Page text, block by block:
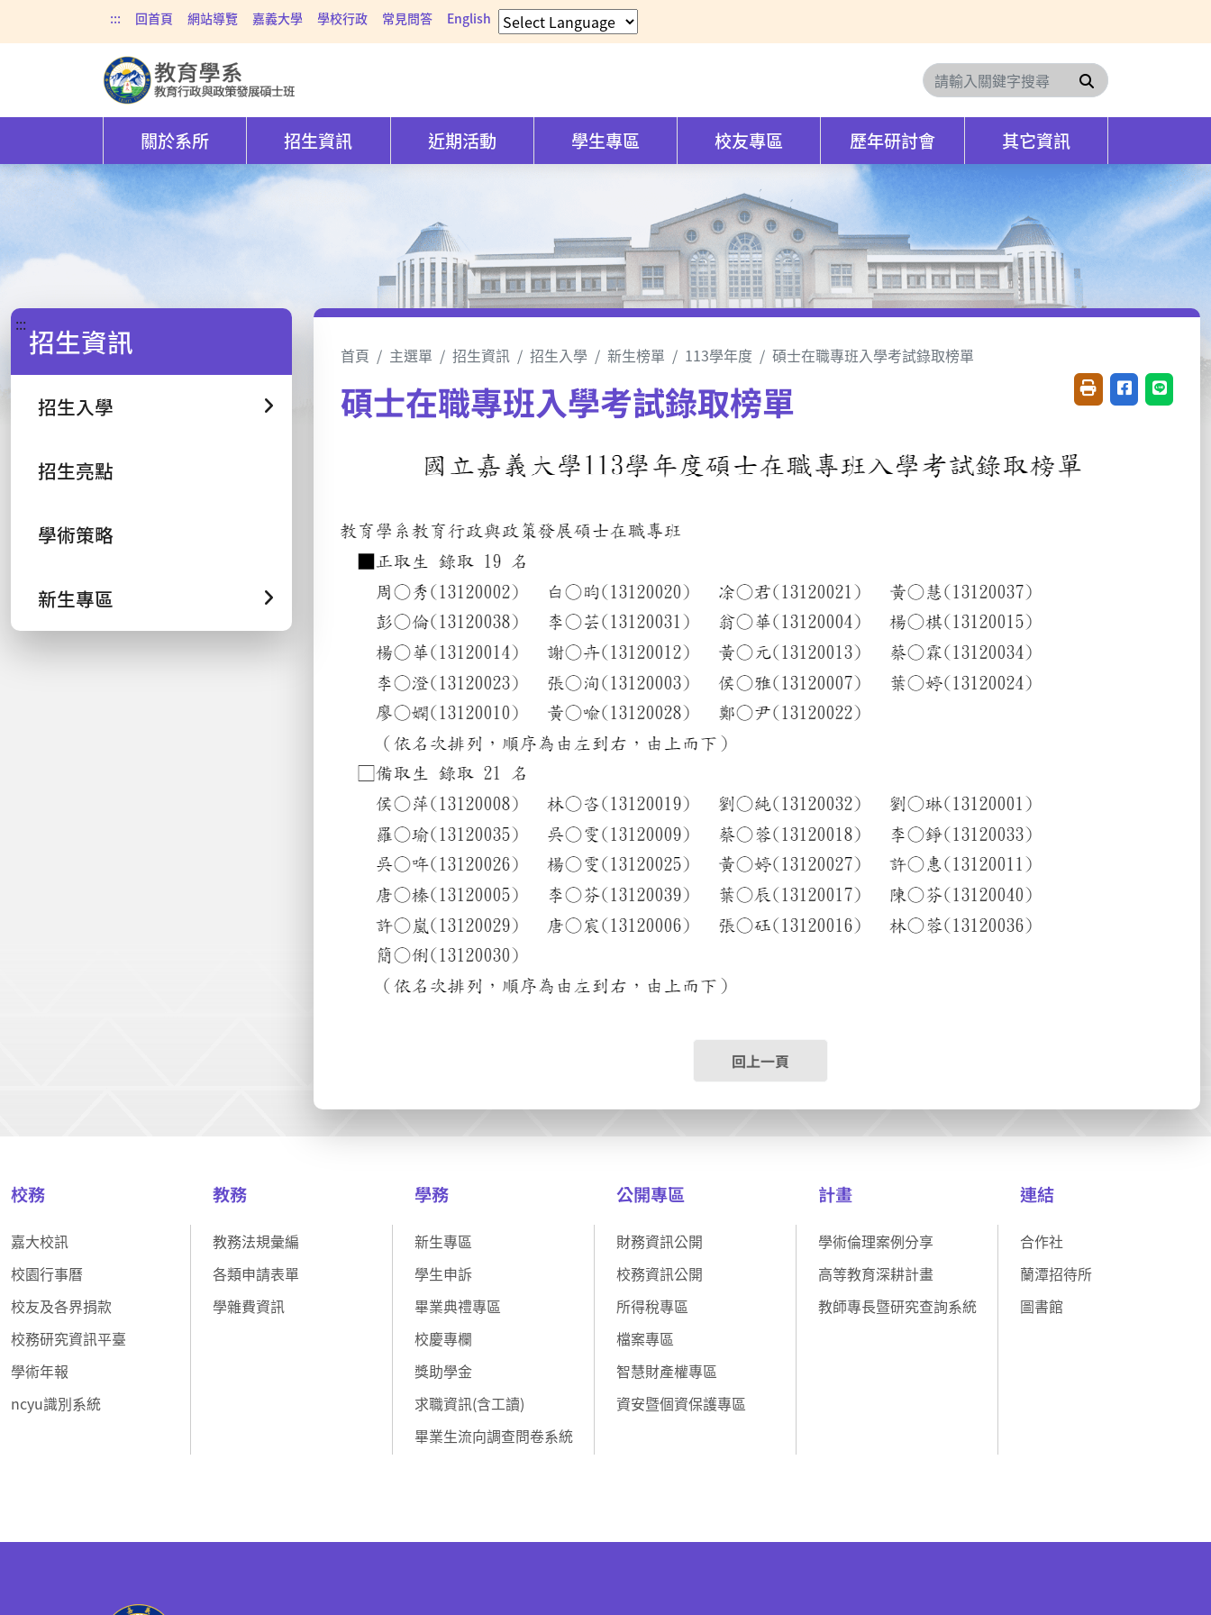
::: 回首頁 網站導覽 嘉義大學 學校行政 常見問答 English
搜尋
關於系所 招生資訊 近期活動 學生專區 校友專區 歷年研討會 其它資訊
::: 招生資訊
招生入學
招生亮點
學術策略
新生專區
首頁 主選單 招生資訊 招生入學 新生榜單 113學年度 碩士在職專班入學考試錄取榜單
碩士在職專班入學考試錄取榜單 友善列印(開新視窗)
分享至臉書(
分享至
回上一頁
校務
嘉大校訊
校園行事曆
校友及各界捐款
校務研究資訊平臺
學術年報
ncyu識別系統
教務
教務法規彙編
各類申請表單
學雜費資訊
學務
新生專區
學生申訴
畢業典禮專區
校慶專欄
獎助學金
求職資訊(含工讀)
畢業生流向調查問卷系統
公開專區
財務資訊公開
校務資訊公開
所得稅專區
檔案專區
智慧財產權專區
資安暨個資保護專區
計畫
學術倫理案例分享
高等教育深耕計畫
教師專長暨研究查詢系統
連結
合作社
蘭潭招待所
圖書館